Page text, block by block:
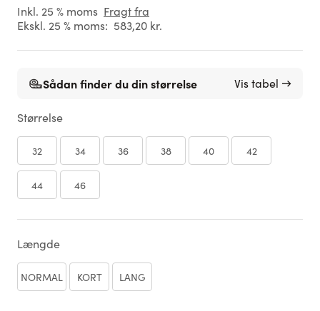
Inkl. 25 % moms Fragt fra
Ekskl. 25 % moms: 583,20 kr.
Sådan finder du din størrelse Vis tabel →
Størrelse
32 34 36 38 40 42
44 46
Længde
NORMAL KORT LANG